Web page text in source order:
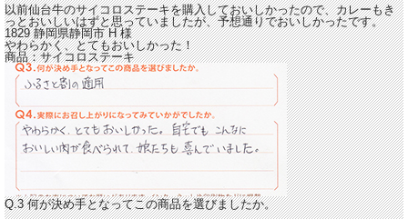
以前仙台牛のサイコロステーキを購入しておいしかったので、カレーもき
っとおいしいはずと思っていましたが、予想通りでおいしかったです。
1829 静岡県静岡市H様
やわらかく、とてもおいしかった！
商品：サイコロステーキ
Q.3 何が決め手となってこの商品を選びましたか。